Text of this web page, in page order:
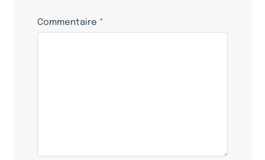
Commentaire *